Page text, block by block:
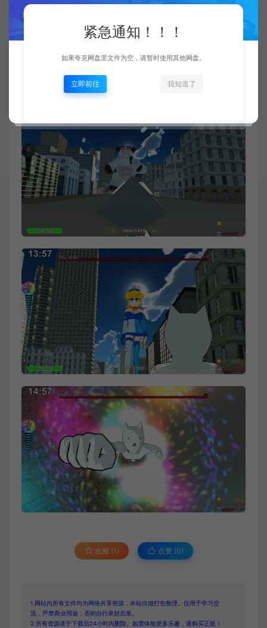
收藏 (1) 点赞 (0)
1.网站内所有文件均为网络共享资源，本站仅做打包整理。仅用于学习交
流，严禁商业用途，否则自行承担后果。
2.所有资源请于下载后24小时内删除。如需体验更多乐趣，请购买正版！
紧急通知！！！
如果夸克网盘里文件为空，请暂时使用其他网盘。
立即前往 我知道了